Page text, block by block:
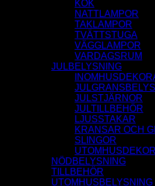
KÖK
NATTLAMPOR
TAKLAMPOR
TVÄTTSTUGA
VÄGGLAMPOR
VARDAGSRUM
JULBELYSNING
JULSTJÄRNOR
JULTILLBEHÖR
LJUSSTAKAR
KRANSAR OCH
SLINGOR
NÖDBELYSNING
TILLBEHÖR
UTOMHUSBELYSNING